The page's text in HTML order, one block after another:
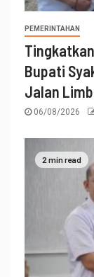
PEMERINTAHAN
Bupati
Jalan
06/08/2026
2 min read